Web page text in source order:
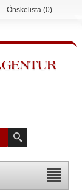
Önskelista (0)